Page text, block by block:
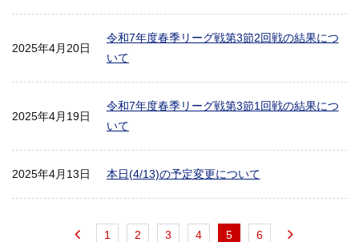
2025年4月20日
令和7年度春季リーグ戦第3節2回戦の結果につ
いて
2025年4月19日
令和7年度春季リーグ戦第3節1回戦の結果につ
いて
2025年4月13日 本日(4/13)の予定変更について
1 2 3 4 5 6